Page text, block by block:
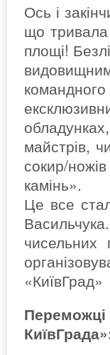
Ось і
що
площі!
майстрів,
сокир/
камінь».
Це все
чисельних
«КиївГрад»